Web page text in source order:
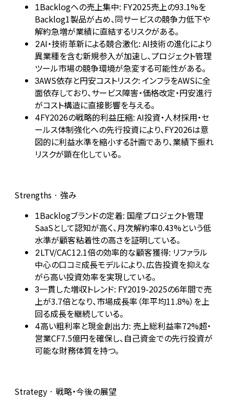
1Backlogへの売上集中: FY2025売上の93.1%を
Backlog1製品が占め、同サービスの競争力低下や
解約急増が業績に直結するリスクがある。
2AI・技術革新による競合激化: AI技術の進化により
異業種を含む新規参入が加速し、プロジェクト管理
ツール市場の競争環境が急変する可能性がある。
3AWS依存と円安コストリスク: インフラをAWSに全
面依存しており、サービス障害・価格改定・円安進行
がコスト構造に直接影響を与える。
4FY2026の戦略的利益圧縮: AI投資・人材採用・セ
ールス体制強化への先行投資により、FY2026は意
図的に利益水準を縮小する計画であり、業績下振れ
リスクが顕在化している。
Strengths · 強み
1Backlogブランドの定着: 国産プロジェクト管理
SaaSとして認知が高く、月次解約率0.43%という低
水準が顧客粘着性の高さを証明している。
2LTV/CAC12.1倍の効率的な顧客獲得: リファラル
中心の口コミ成長モデルにより、広告投資を抑えな
がら高い投資効率を実現している。
3一貫した増収トレンド: FY2019-2025の6年間で売
上が3.7倍となり、市場成長率（年平均11.8%）を上
回る成長を継続している。
4高い粗利率と現金創出力: 売上総利益率72%超・
営業CF7.5億円を確保し、自己資金での先行投資が
可能な財務体質を持つ。
Strategy · 戦略・今後の展望